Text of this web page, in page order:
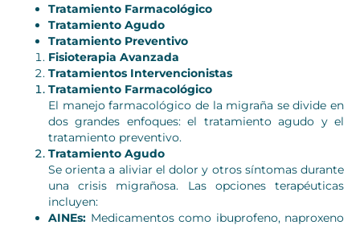
Tratamiento Farmacológico
Tratamiento Agudo
Tratamiento Preventivo
Fisioterapia Avanzada
Tratamientos Intervencionistas
Tratamiento Farmacológico
El manejo farmacológico de la migraña se divide en
dos grandes enfoques: el tratamiento agudo y el
tratamiento preventivo.
Tratamiento Agudo
Se orienta a aliviar el dolor y otros síntomas durante
una crisis migrañosa. Las opciones terapéuticas
incluyen:
AINEs: Medicamentos como ibuprofeno, naproxeno